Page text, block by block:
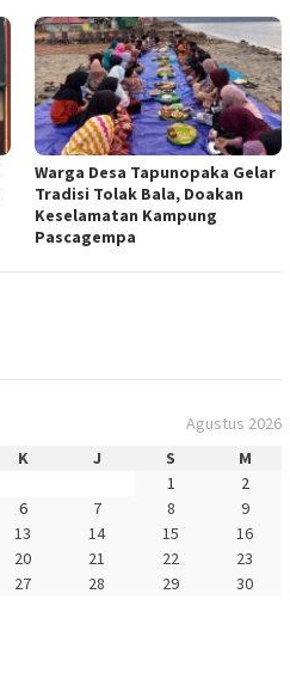
Warga Desa Tapunopaka Gelar
Tradisi Tolak Bala, Doakan
Keselamatan Kampung
Pascagempa
Agustus 2026
K J S
M
1
2
6 7 8
9
13 14 15
16
20 21 22
23
27 28 29
30